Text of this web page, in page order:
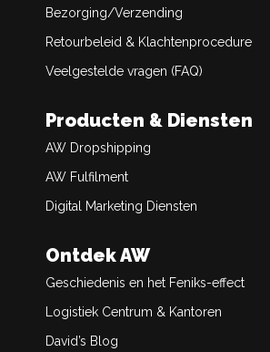
Bezorging/Verzending
Retourbeleid & Klachtenprocedure
Veelgestelde vragen (FAQ)
Producten & Diensten
AW Dropshipping
AW Fulfilment
Digital Marketing Diensten
Ontdek AW
Geschiedenis en het Feniks-effect
Logistiek Centrum & Kantoren
David’s Blog